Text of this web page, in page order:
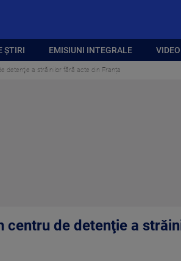
ȘTIRI EMISIUNI INTEGRALE VIDEO
detenţie a străinilor fără acte din Franța
centru de detenţie a